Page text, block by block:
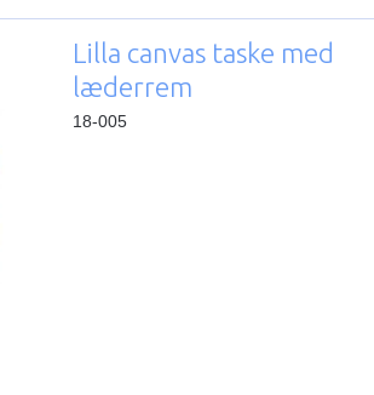
Lilla canvas taske med
læderrem
18-005